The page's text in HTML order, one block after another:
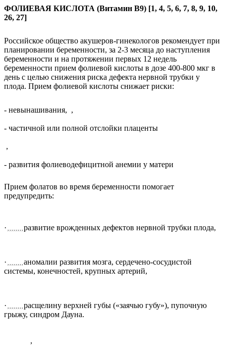
ФОЛИЕВАЯ КИСЛОТА (Витамин В9) [1, 4, 5, 6, 7, 8, 9, 10,
26, 27]
Российское общество акушеров-гинекологов рекомендует при
планировании беременности, за 2-3 месяца до наступления
беременности и на протяжении первых 12 недель
беременности прием фолиевой кислоты в дозе 400-800 мкг в
день с целью снижения риска дефекта нервной трубки у
плода. Прием фолиевой кислоты снижает риски:
- невынашивания, ,
- частичной или полной отслойки плаценты
,
- развития фолиеводефицитной анемии у матери
Прием фолатов во время беременности помогает
предупредить:
· развитие врожденных дефектов нервной трубки плода,
·
аномалии развития мозга, сердечено-сосудистой
системы, конечностей, крупных артерий,
·
расщелину верхней губы («заячью губу»), пупочную
грыжу, синдром Дауна.
,